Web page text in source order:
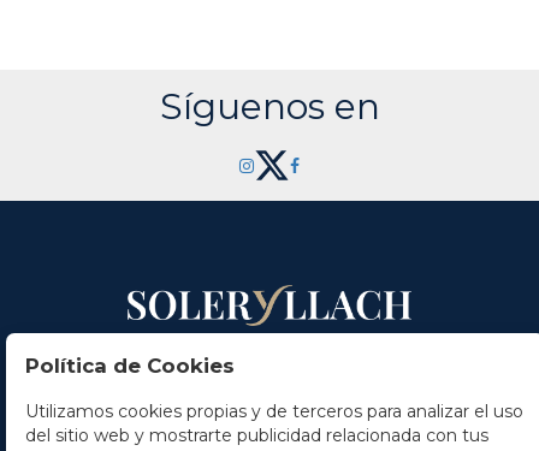
Síguenos en
Contacto
Horario
La empresa
Política de Cookies
Utilizamos cookies propias y de terceros para analizar el uso
del sitio web y mostrarte publicidad relacionada con tus